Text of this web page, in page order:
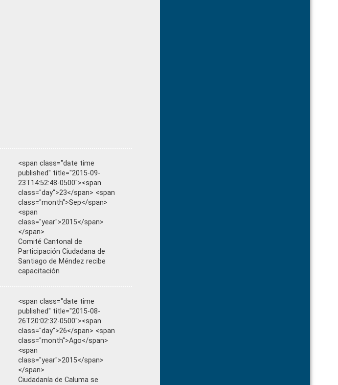
<span class="date time
published" title="2015-09-
23T14:52:48-0500"><span
class="day">23</span> <span
class="month">Sep</span>
<span
class="year">2015</span>
</span>
Comité Cantonal de
Participación Ciudadana de
Santiago de Méndez recibe
capacitación
<span class="date time
published" title="2015-08-
26T20:02:32-0500"><span
class="day">26</span> <span
class="month">Ago</span>
<span
class="year">2015</span>
</span>
Ciudadanía de Caluma se